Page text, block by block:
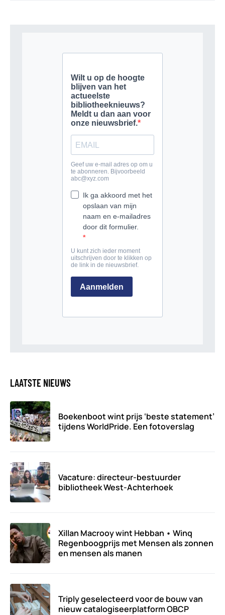
LAATSTE NIEUWS
Boekenboot wint prijs ‘beste statement’
tijdens WorldPride. Een fotoverslag
Vacature: directeur-bestuurder
bibliotheek West-Achterhoek
Xillan Macrooy wint Hebban • Winq
Regenboogprijs met Mensen als zonnen
en mensen als manen
Triply geselecteerd voor de bouw van
nieuw catalogiseerplatform OBCP